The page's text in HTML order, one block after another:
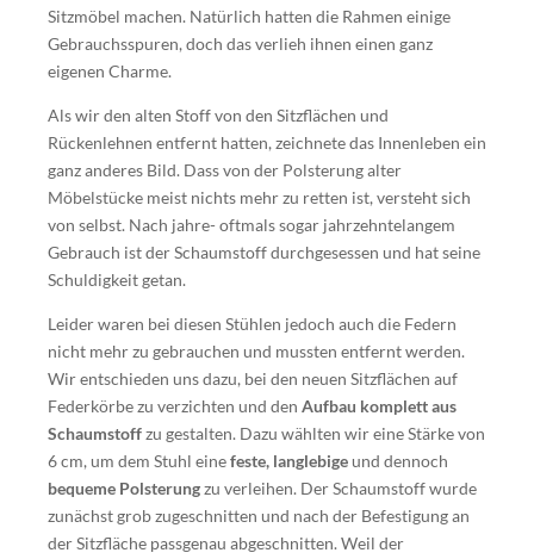
Sitzmöbel machen. Natürlich hatten die Rahmen einige
Gebrauchsspuren, doch das verlieh ihnen einen ganz
eigenen Charme.
Als wir den alten Stoff von den Sitzflächen und
Rückenlehnen entfernt hatten, zeichnete das Innenleben ein
ganz anderes Bild. Dass von der Polsterung alter
Möbelstücke meist nichts mehr zu retten ist, versteht sich
von selbst. Nach jahre- oftmals sogar jahrzehntelangem
Gebrauch ist der Schaumstoff durchgesessen und hat seine
Schuldigkeit getan.
Leider waren bei diesen Stühlen jedoch auch die Federn
nicht mehr zu gebrauchen und mussten entfernt werden.
Wir entschieden uns dazu, bei den neuen Sitzflächen auf
Federkörbe zu verzichten und den Aufbau komplett aus
Schaumstoffzu gestalten. Dazu wählten wir eine Stärke von
6 cm, um dem Stuhl einefeste, langlebige und dennoch
bequeme Polsterungzu verleihen. Der Schaumstoff wurde
zunächst grob zugeschnitten und nach der Befestigung an
der Sitzfläche passgenau abgeschnitten. Weil der